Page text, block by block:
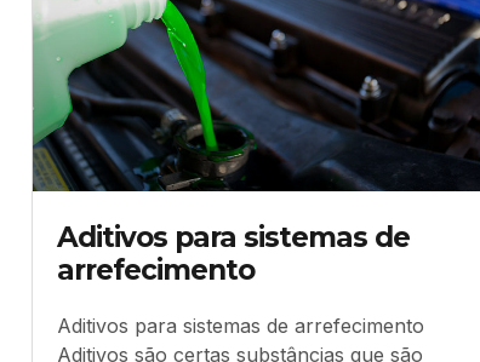
Aditivos para sistemas de
arrefecimento
Aditivos para sistemas de arrefecimento
Aditivos são certas substâncias que são